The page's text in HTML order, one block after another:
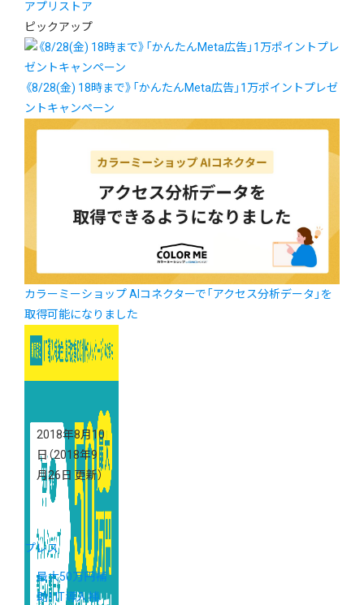
アプリストア
ピックアップ
《8/28(金) 18時まで》「かんたんMeta広告」1万ポイントプレゼ
ントキャンペーン
カラーミーショップ AIコネクターで「アクセス分析データ」を
取得可能になりました
2018年8月10
日（2018年9
月26日 更新）
プレス
最大50万円補
助！ IT導入補